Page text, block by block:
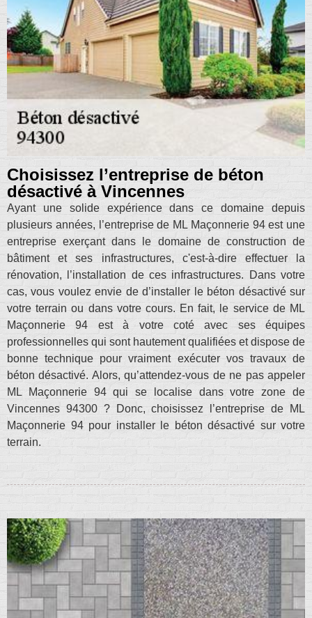
Choisissez l’entreprise de béton
désactivé à Vincennes
Ayant une solide expérience dans ce domaine depuis
plusieurs années, l’entreprise de ML Maçonnerie 94 est une
entreprise exerçant dans le domaine de construction de
bâtiment et ses infrastructures, c'est-à-dire effectuer la
rénovation, l’installation de ces infrastructures. Dans votre
cas, vous voulez envie de d’installer le béton désactivé sur
votre terrain ou dans votre cours. En fait, le service de ML
Maçonnerie 94 est à votre coté avec ses équipes
professionnelles qui sont hautement qualifiées et dispose de
bonne technique pour vraiment exécuter vos travaux de
béton désactivé. Alors, qu’attendez-vous de ne pas appeler
ML Maçonnerie 94 qui se localise dans votre zone de
Vincennes 94300 ? Donc, choisissez l’entreprise de ML
Maçonnerie 94 pour installer le béton désactivé sur votre
terrain.